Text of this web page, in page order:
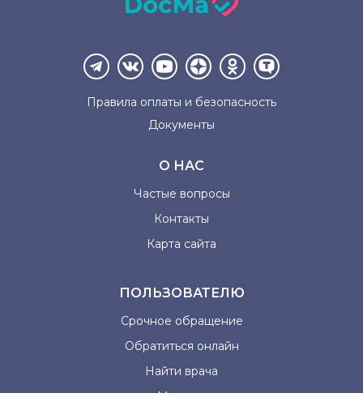
Правила оплаты и безопасность
Документы
О НАС
Частые вопросы
Контакты
Карта сайта
ПОЛЬЗОВАТЕЛЮ
Срочное обращение
Обратиться онлайн
Найти врача